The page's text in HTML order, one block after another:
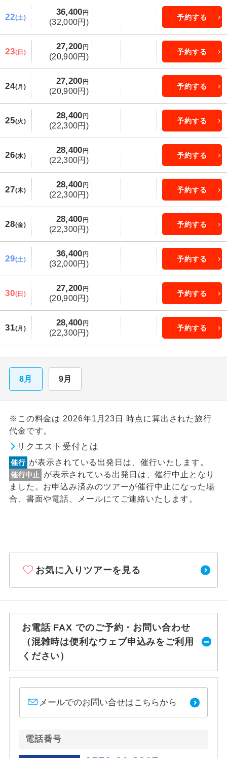
22(土)
36,400 円
(32,000円)
予約する
23(日)
27,200 円
(20,900円)
予約する
24(月)
27,200 円
(20,900円)
予約する
25(火)
28,400 円
(22,300円)
予約する
26(水)
28,400 円
(22,300円)
予約する
27(木)
28,400 円
(22,300円)
予約する
28(金)
28,400 円
(22,300円)
予約する
29(土)
36,400 円
(32,000円)
予約する
30(日)
27,200 円
(20,900円)
予約する
31(月)
28,400 円
(22,300円)
予約する
8月 9月
※この料金は 2026年1月23日 時点に算出された旅行
代金です。
リクエスト受付とは
催行 が表示されている出発日は、催行いたします。
催行中止
が表示されている出発日は、催行中止となり
ました。お申込み済みのツアーが催行中止になった場
合、書面や電話、メールにてご連絡いたします。
お気に入りツアーを見る
お電話 FAX でのご予約・お問い合わせ
（混雑時は便利なウェブ申込みをご利用
ください）
メールでのお問い合せはこちらから
電話番号